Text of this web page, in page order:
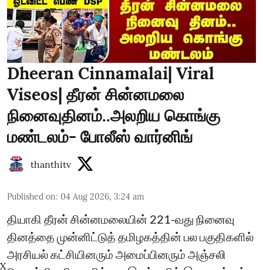
Dheeran Cinnamalai| Viral
Viseos| தீரன் சின்னமலை
நினைவுதினம்..அலறிய கொங்கு
மண்டலம்- போலீஸ் வார்னிங்
thanthitv
Published on: 04 Aug 2026, 3:24 am
தியாகி தீரன் சின்னமலையின் 221-வது நினைவு
தினத்தை முன்னிட்டுத் தமிழகத்தின் பல பகுதிகளில்
அரசியல் கட்சியினரும் அமைப்பினரும் அஞ்சலி
X